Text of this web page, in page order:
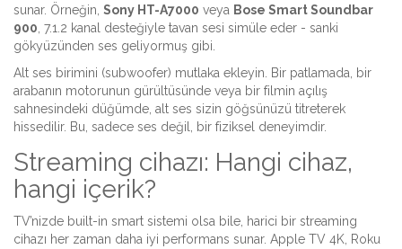
sunar. Örneğin, Sony HT-A7000 veya Bose Smart Soundbar
900 , 7.1.2 kanal desteğiyle tavan sesi simüle eder - sanki
gökyüzünden ses geliyormuş gibi.
Alt ses birimini (subwoofer) mutlaka ekleyin. Bir patlamada, bir
arabanın motorunun gürültüsünde veya bir filmin açılış
sahnesindeki düğümde, alt ses sizin göğsünüzü titreterek
hissedilir. Bu, sadece ses değil, bir fiziksel deneyimdir.
Streaming cihazı: Hangi cihaz,
hangi içerik?
TV’nizde built-in smart sistemi olsa bile, harici bir streaming
cihazı her zaman daha iyi performans sunar. Apple TV 4K, Roku